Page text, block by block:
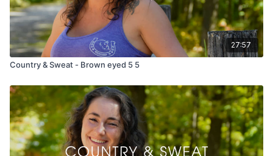
27:57
Country & Sweat - Brown eyed 5 5